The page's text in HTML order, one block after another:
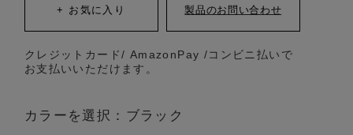
カラーを選択：ブラック
クレジットカード/ AmazonPay /コンビニ払いで
お支払いいただけます。